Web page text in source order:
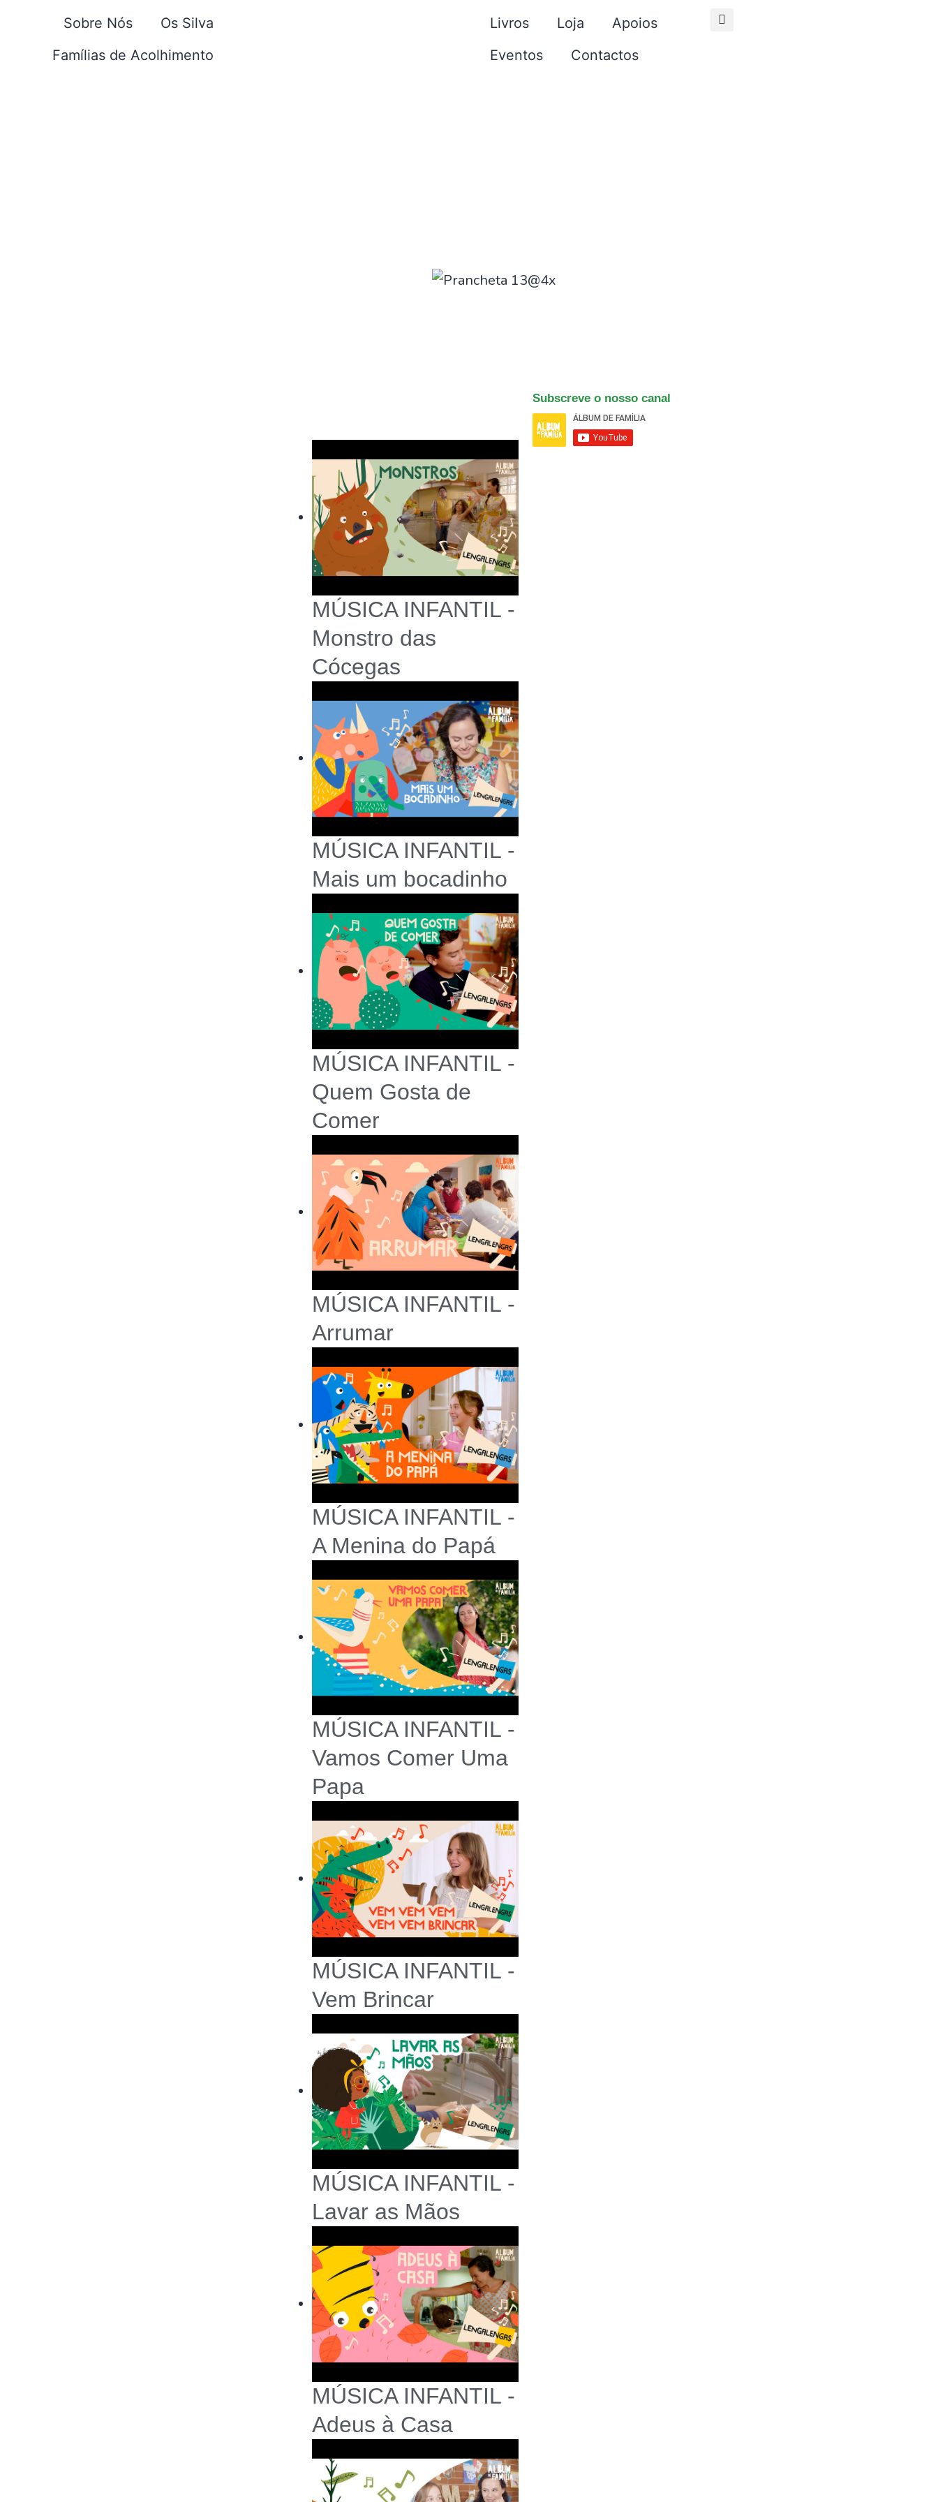
Sobre Nós
Os Silva
Famílias de Acolhimento
Livros Loja
Apoios
Eventos
Contactos
MÚSICA INFANTIL -
Monstro das
Cócegas
MÚSICA INFANTIL -
Mais um bocadinho
MÚSICA INFANTIL -
Quem Gosta de
Comer
MÚSICA INFANTIL -
Arrumar
MÚSICA INFANTIL -
A Menina do Papá
MÚSICA INFANTIL -
Vamos Comer Uma
Papa
MÚSICA INFANTIL -
Vem Brincar
MÚSICA INFANTIL -
Lavar as Mãos
MÚSICA INFANTIL -
Adeus à Casa
Subscreve o nosso canal